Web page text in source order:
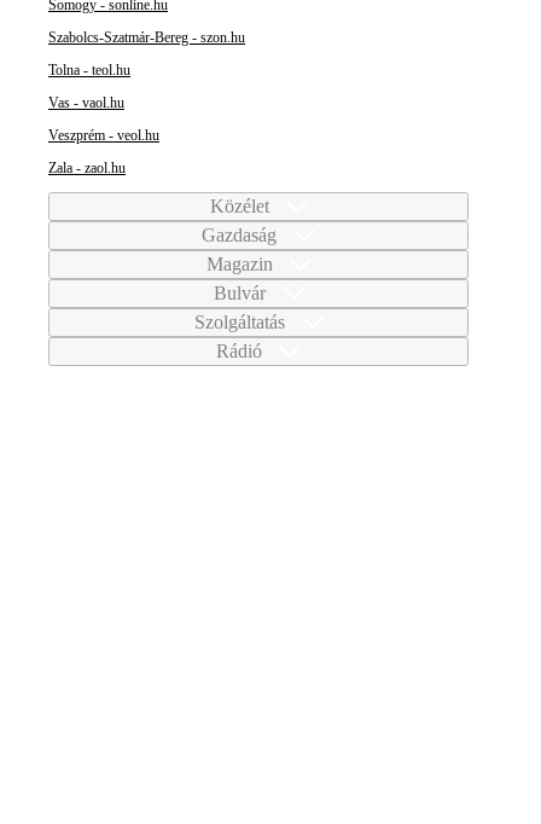
Somogy - sonline.hu
Szabolcs-Szatmár-Bereg - szon.hu
Tolna - teol.hu
Vas - vaol.hu
Veszprém - veol.hu
Zala - zaol.hu
Közélet
Gazdaság
Magazin
Bulvár
Szolgáltatás
Rádió